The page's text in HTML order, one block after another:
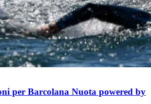
per Barcolana Nuota powered by